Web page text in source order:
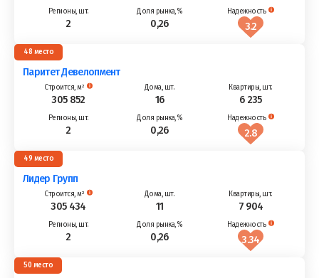
2 0,26 3.2
48
Паритет Девелопмент
305 852 16 6 235
2 0,26 2.8
49
Лидер Групп
305 434 11 7 904
2 0,26 3.34
50